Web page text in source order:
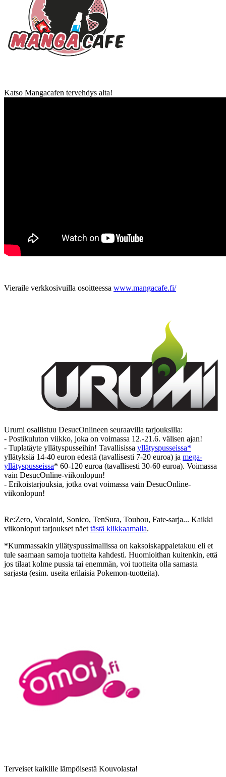
Katso Mangacafen tervehdys alta!
Vieraile verkkosivuilla osoitteessa www.mangacafe.fi/
Urumi osallistuu DesucOnlineen seuraavilla tarjouksilla:
- Postikuluton viikko, joka on voimassa 12.-21.6. välisen ajan!
- Tuplatäyte yllätyspusseihin! Tavallisissa yllätyspusseissa*
yllätyksiä 14-40 euron edestä (tavallisesti 7-20 euroa) ja mega-
yllätyspusseissa* 60-120 euroa (tavallisesti 30-60 euroa). Voimassa
vain DesucOnline-viikonlopun!
- Erikoistarjouksia, jotka ovat voimassa vain DesucOnline-
viikonlopun!
Re:Zero, Vocaloid, Sonico, TenSura, Touhou, Fate-sarja... Kaikki
viikonloput tarjoukset näet tästä klikkaamalla.
*Kummassakin yllätyspussimallissa on kaksoiskappaletakuu eli et
tule saamaan samoja tuotteita kahdesti. Huomioithan kuitenkin, että
jos tilaat kolme pussia tai enemmän, voi tuotteita olla samasta
sarjasta (esim. useita erilaisia Pokemon-tuotteita).
Terveiset kaikille lämpöisestä Kouvolasta!